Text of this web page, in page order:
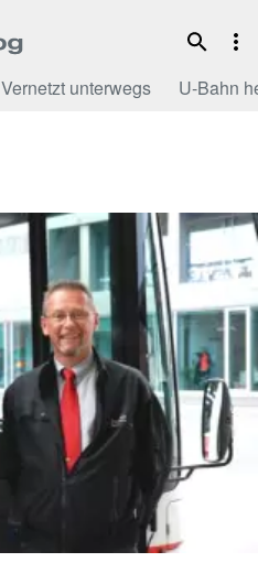
Vernetzt unterwegs U-Bahn